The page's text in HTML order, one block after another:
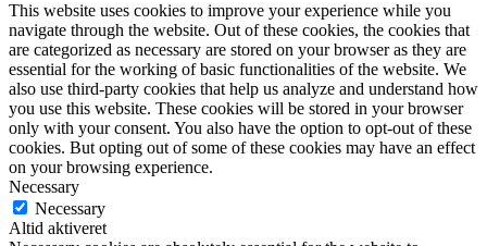
This website uses cookies to improve your experience while you
navigate through the website. Out of these cookies, the cookies that
are categorized as necessary are stored on your browser as they are
essential for the working of basic functionalities of the website. We
also use third-party cookies that help us analyze and understand how
you use this website. These cookies will be stored in your browser
only with your consent. You also have the option to opt-out of these
cookies. But opting out of some of these cookies may have an effect
on your browsing experience.
Necessary
Necessary
Altid aktiveret